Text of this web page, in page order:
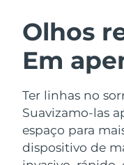
Olhos
Em
Ter linhas no
Suavizamo-las
espaço para
dispositivo de
Anti-
Áustria
Barein
Bélgica
Bermudas
Bósnia e